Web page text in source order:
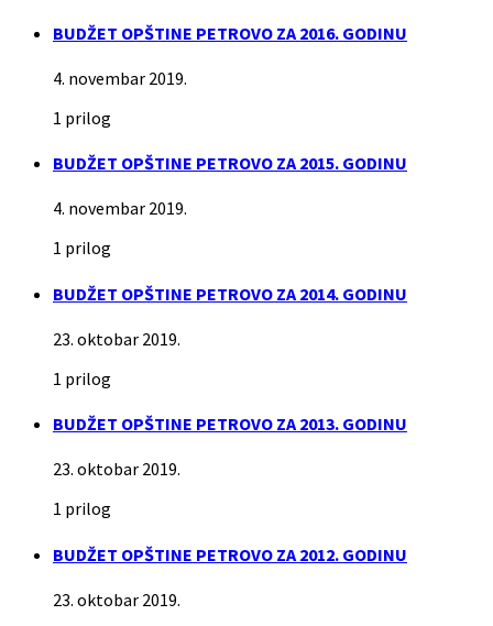
BUDŽET OPŠTINE PETROVO ZA 2016. GODINU
4. novembar 2019.
1 prilog
BUDŽET OPŠTINE PETROVO ZA 2015. GODINU
4. novembar 2019.
1 prilog
BUDŽET OPŠTINE PETROVO ZA 2014. GODINU
23. oktobar 2019.
1 prilog
BUDŽET OPŠTINE PETROVO ZA 2013. GODINU
23. oktobar 2019.
1 prilog
BUDŽET OPŠTINE PETROVO ZA 2012. GODINU
23. oktobar 2019.